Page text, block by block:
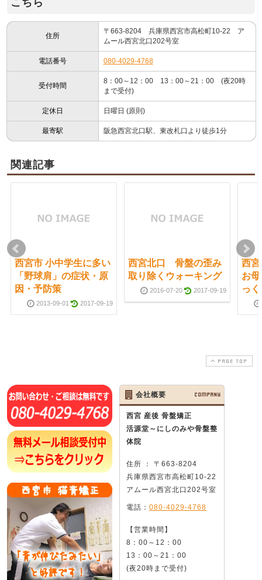
こちら
住所
〒663-8204 兵庫県西宮市高松町10-22 ア
ムール西宮北口202号室
電話番号 080-4029-4768
受付時間
8：00～12：00 13：00～21：00 (夜20時
まで受付)
定休日 日曜日 (原則)
最寄駅 阪急西宮北口駅、東改札口より徒歩1分
関連記事
西宮市 小中学生に多い
「野球肩」の症状・原
因・予防策
2013-09-01 2017-09-19
西宮北口 骨盤の歪み
取り除くウォーキング
2016-07-20 2017-09-19
西
お
っ
PAGE TOP
会社概要 COMPANY
西宮 産後 骨盤矯正
活源堂～にしのみや骨盤整
体院
住所 ： 〒663-8204
兵庫県西宮市高松町10-22
アムール西宮北口202号室
電話： 080-4029-4768
【営業時間】
8：00～12：00
13：00～21：00
(夜20時まで受付)